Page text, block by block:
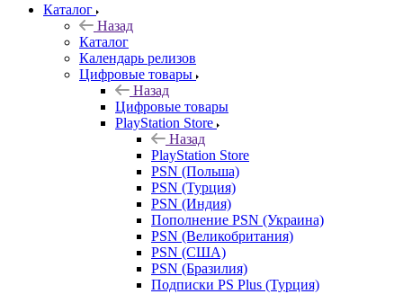
Каталог
Назад
Каталог
Календарь релизов
Цифровые товары
Назад
Цифровые товары
PlayStation Store
Назад
PlayStation Store
PSN (Польша)
PSN (Турция)
PSN (Индия)
Пополнение PSN (Украина)
PSN (Великобритания)
PSN (США)
PSN (Бразилия)
Подписки PS Plus (Турция)